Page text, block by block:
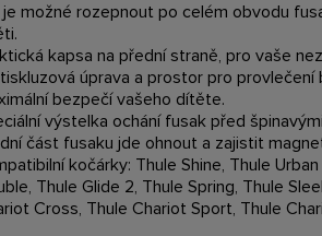
je možné rozepnout po celém obvodu
kapsa na přední straně, pro vaše
úprava a prostor pro provlečení
bezpečí vašeho dítěte.
výstelka ochání fusak před
část fusaku jde ohnout a zajistit
kočárky: Thule Shine, Thule
Thule Glide 2, Thule Spring, Thule
Cross, Thule Chariot Sport, Thule